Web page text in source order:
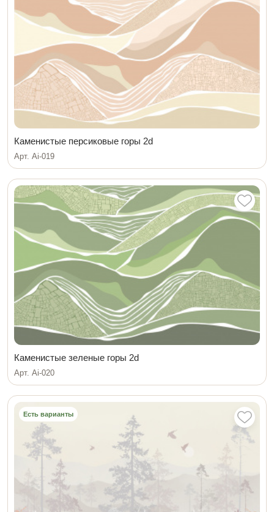
Каменистые персиковые горы 2d
Арт. Ai-019
Каменистые зеленые горы 2d
Арт. Ai-020
Есть варианты